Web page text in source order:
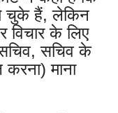
चुके हैं, लेकिन
विचार के लिए
सचिव के
माना